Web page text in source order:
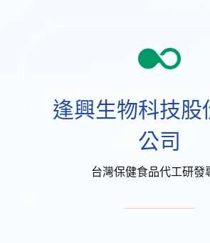
逢興生物科技股
公司
台灣保健食品代工研發